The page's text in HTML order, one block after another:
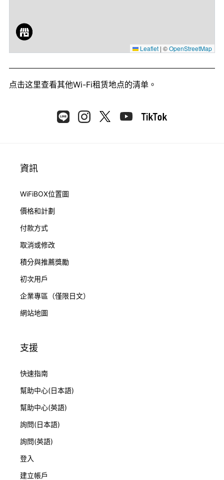
Leaflet | ©OpenStreetMap
点击这里查看其他Wi-Fi租赁地点的清单。
資訊
WiFiBOX位置圖
價格和計劃
付款方式
取消或修改
積分與推薦獎勵
初次用戶
企業專區（僅限日文）
網站地圖
支援
快速指南
幫助中心(日本語)
幫助中心(英語)
詢問(日本語)
詢問(英語)
登入
建立帳戶